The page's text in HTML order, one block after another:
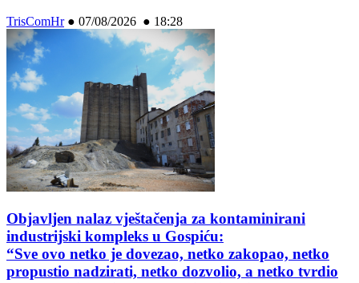
TrisComHr● 07/08/2026 ● 18:28
Objavljen nalaz vještačenja za kontaminirani
industrijski kompleks u Gospiću:
“Sve ovo netko je dovezao, netko zakopao, netko
propustio nadzirati, netko dozvolio, a netko tvrdio